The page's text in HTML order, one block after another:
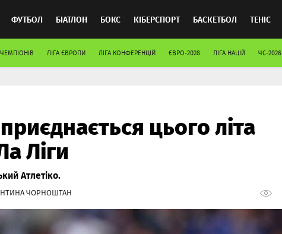
ФУТБОЛ БІАТЛОН БОКС КІБЕРСПОРТ БАСКЕТБОЛ ТЕНІС
ЛІГА ЄВРОПИ ЛІГА КОНФЕРЕНЦІЙ ЄВРО-2028 ЛІГА НАЦІЙ ЧС-2026
цього літа
Ліги
Атлетіко.
ЧОРНОШТАН